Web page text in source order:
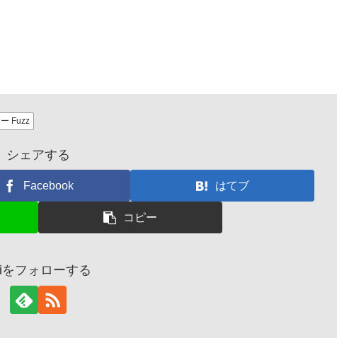
Fuzz
シェアする
Facebook はてブ
コピー
フォローする